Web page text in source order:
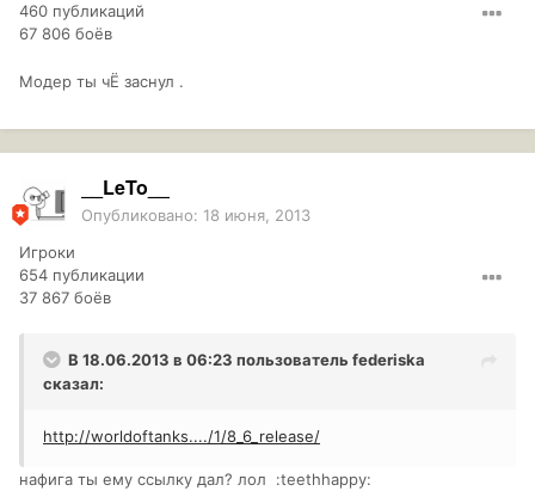
460 публикаций
67 806 боёв
Модер ты чЁ заснул .
__LeTo__
Опубликовано: 18 июня, 2013
Игроки
654 публикации
37 867 боёв
В 18.06.2013 в 06:23 пользователь federiska
сказал:
http://worldoftanks..../1/8_6_release/
нафига ты ему ссылку дал? лол :teethhappy: